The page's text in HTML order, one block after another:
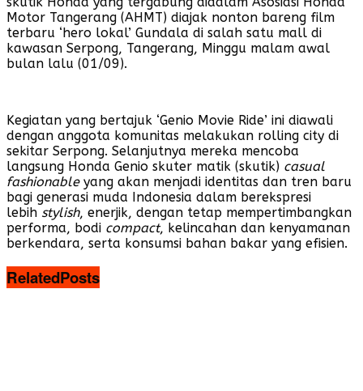
Motor Tangerang (AHMT) diajak nonton bareng film
terbaru ‘hero lokal’ Gundala di salah satu mall di
kawasan Serpong, Tangerang, Minggu malam awal
bulan lalu (01/09).
Kegiatan yang bertajuk ‘Genio Movie Ride’ ini diawali
dengan anggota komunitas melakukan rolling city di
sekitar Serpong. Selanjutnya mereka mencoba
langsung Honda Genio skuter matik (skutik) casual
fashionableyang akan menjadi identitas dan tren baru
bagi generasi muda Indonesia dalam berekspresi
lebih stylish, enerjik, dengan tetap mempertimbangkan
performa, bodi compact, kelincahan dan kenyamanan
berkendara, serta konsumsi bahan bakar yang efisien.
RelatedPosts